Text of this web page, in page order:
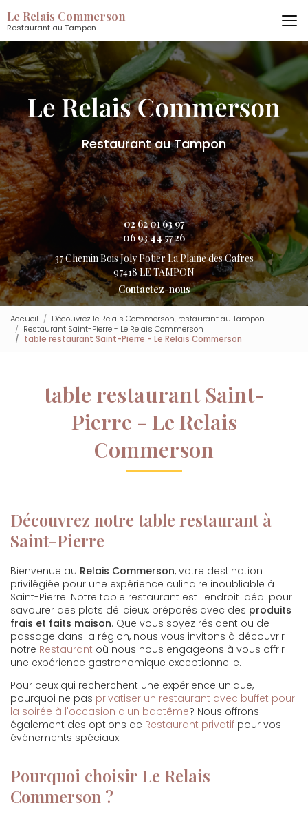
au
contenu
principal
Le Relais Commerson
Restaurant au Tampon
Restaurant au Tampon
02 62 01 63 97
06 93 44 57 26
37 Chemin Bois Joly PotierLa Plaine des Cafres
97418 LE TAMPON
Contactez-nous
Accueil
Découvrez le Relais Commerson, restaurant au Tampon
Restaurant Saint-Pierre - Le Relais Commerson
table restaurant Saint-Pierre - Le Relais Commerson
table restaurant Saint-
Pierre - Le Relais
Commerson
Découvrez notre table restaurant à
Saint-Pierre
Bienvenue au Relais Commerson, votre destination
privilégiée pour une expérience culinaire inoubliable à
Saint-Pierre. Notre table restaurant est l'endroit idéal pour
savourer des plats délicieux, préparés avec des produits
frais et faits maison. Que vous soyez résident ou de
passage dans la région, nous vous invitons à découvrir
notre Restaurant où nous nous engageons à vous offrir
une expérience gastronomique exceptionnelle.
Pour ceux qui recherchent une expérience unique,
pourquoi ne pas privatiser un restaurant avec buffet pour
la soirée à l'occasion d'un baptême? Nous offrons
également des options de Restaurant privatif pour vos
événements spéciaux.
Pourquoi choisir Le Relais
Commerson ?